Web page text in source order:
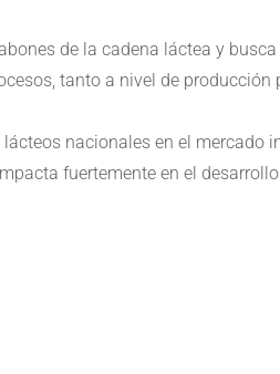
de la cadena láctea y
tanto a nivel de
nacionales en el mercado
fuertemente en el